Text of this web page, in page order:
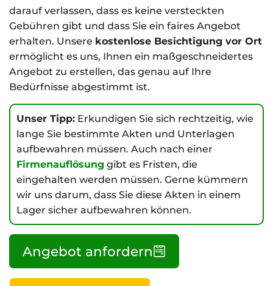
darauf verlassen, dass es keine versteckten
Gebühren gibt und dass Sie ein faires Angebot
erhalten. Unsere kostenlose Besichtigung vor Ort
ermöglicht es uns, Ihnen ein maßgeschneidertes
Angebot zu erstellen, das genau auf Ihre
Bedürfnisse abgestimmt ist.
Unser Tipp: Erkundigen Sie sich rechtzeitig, wie
lange Sie bestimmte Akten und Unterlagen
aufbewahren müssen. Auch nach einer
Firmenauflösung gibt es Fristen, die
eingehalten werden müssen. Gerne kümmern
wir uns darum, dass Sie diese Akten in einem
Lager sicher aufbewahren können.
Angebot anfordern